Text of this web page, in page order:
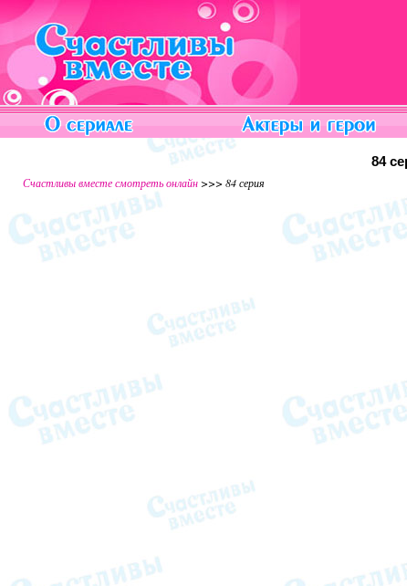
84
Счастливы вместе смотреть онлайн>>> 84 серия